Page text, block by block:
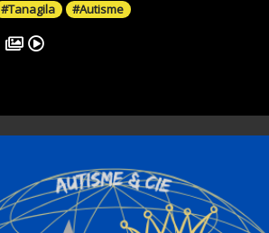
#Tanagila #Autisme